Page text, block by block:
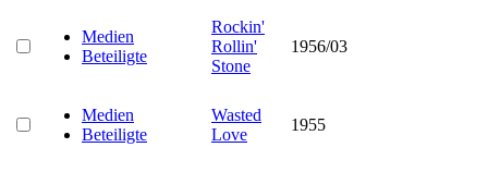
Medien
Beteiligte
Rockin'
Rollin'
Stone
1956/03
Medien
Beteiligte
Wasted
Love
1955